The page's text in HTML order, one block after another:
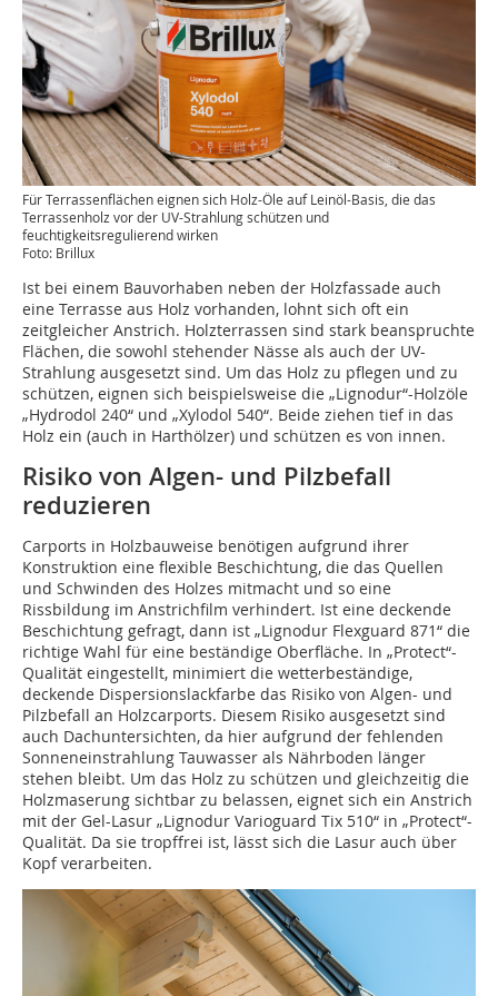
Für Terrassenflächen eignen sich Holz-Öle auf Leinöl-Basis, die das
Terrassenholz vor der UV-Strahlung schützen und
feuchtigkeitsregulierend wirken
Foto: Brillux
Ist bei einem Bauvorhaben neben der Holzfassade auch
eine Terrasse aus Holz vorhanden, lohnt sich oft ein
zeitgleicher Anstrich. Holzterrassen sind stark beanspruchte
Flächen, die sowohl stehender Nässe als auch der UV-
Strahlung ausgesetzt sind. Um das Holz zu pflegen und zu
schützen, eignen sich beispielsweise die „Lignodur“-Holzöle
„Hydrodol 240“ und „Xylodol 540“. Beide ziehen tief in das
Holz ein (auch in Harthölzer) und schützen es von innen.
Risiko von Algen- und Pilzbefall
reduzieren
Carports in Holzbauweise benötigen aufgrund ihrer
Konstruktion eine flexible Beschichtung, die das Quellen
und Schwinden des Holzes mitmacht und so eine
Rissbildung im Anstrichfilm verhindert. Ist eine deckende
Beschichtung gefragt, dann ist „Lignodur Flexguard 871“ die
richtige Wahl für eine beständige Oberfläche. In „Protect“-
Qualität eingestellt, minimiert die wetterbeständige,
deckende Dispersionslackfarbe das Risiko von Algen- und
Pilzbefall an Holzcarports. Diesem Risiko ausgesetzt sind
auch Dachuntersichten, da hier aufgrund der fehlenden
Sonneneinstrahlung Tauwasser als Nährboden länger
stehen bleibt. Um das Holz zu schützen und gleichzeitig die
Holzmaserung sichtbar zu belassen, eignet sich ein Anstrich
mit der Gel-Lasur „Lignodur Varioguard Tix 510“ in „Protect“-
Qualität. Da sie tropffrei ist, lässt sich die Lasur auch über
Kopf verarbeiten.